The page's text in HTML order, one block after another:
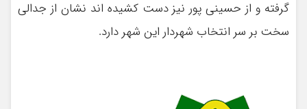
گرفته و از حسینی پور نیز دست کشیده اند نشان از جدالی
سخت بر سر انتخاب شهردار این شهر دارد.